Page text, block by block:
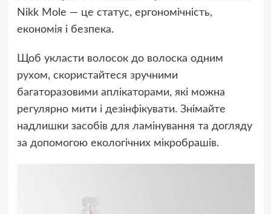
Nikk Mole — це статус, ергономічність,
економія і безпека.
Щоб укласти волосок до волоска одним
рухом, скористайтеся зручними
багаторазовими аплікаторами, які можна
регулярно мити і дезінфікувати. Знімайте
надлишки засобів для ламінування та догляду
за допомогою екологічних мікробрашів.